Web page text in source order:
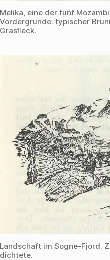
Melika, eine der fünf
Vordergrunde: typischer
Grasﬂeck.
Landschaft im Sogne-Fjord.
dichtete.